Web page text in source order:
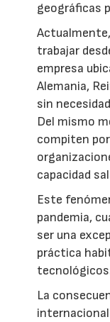
geográficas
trabajar
empresa
Alemania,
sin
Del mismo
compiten
capacidad
Este
pandemia,
ser una
práctica
La